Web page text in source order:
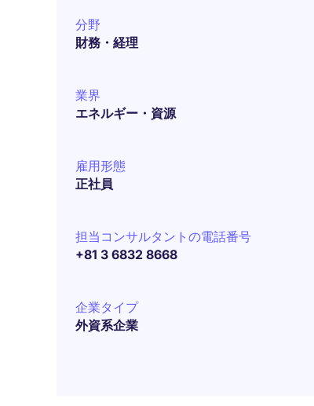
分野
財務・経理
業界
エネルギー・資源
雇用形態
正社員
担当コンサルタントの電話番号
+81 3 6832 8668
企業タイプ
外資系企業